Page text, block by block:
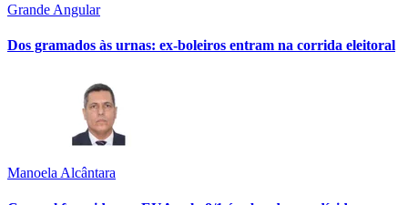
Grande Angular
Dos gramados às urnas: ex-boleiros entram na corrida eleitoral
Manoela Alcântara